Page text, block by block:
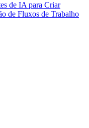
de IA para Criar
de Fluxos de Trabalho